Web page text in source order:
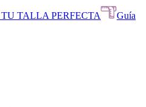
TALLA PERFECTA
Guía